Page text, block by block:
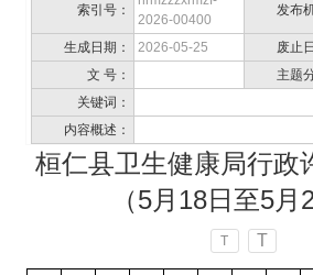
索引号：
2026-00400
发布
生成日期：
2026-05-25
废止
文 号：
主题
关键词：
内容概述：
桓仁县卫生健康局行政
（5月18日至5月
T T